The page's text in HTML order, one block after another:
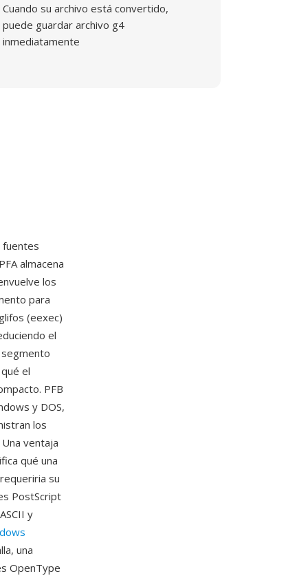
Cuando su archivo está convertido,
puede guardar archivo g4
inmediatamente
fuentes
almacena
los
para
(eexec)
el
segmento
el
PFB
y DOS,
los
ventaja
qué una
su
PostScript
y
una
OpenType